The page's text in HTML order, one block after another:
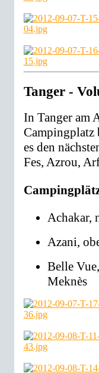
Tanger -
In Tanger am
Campingplatz
es den
Fes, Azrou,
Achakar,
Azani,
Belle
Meknès